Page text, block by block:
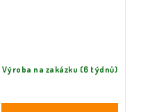
Výroba na zakázku (6 týdnů)